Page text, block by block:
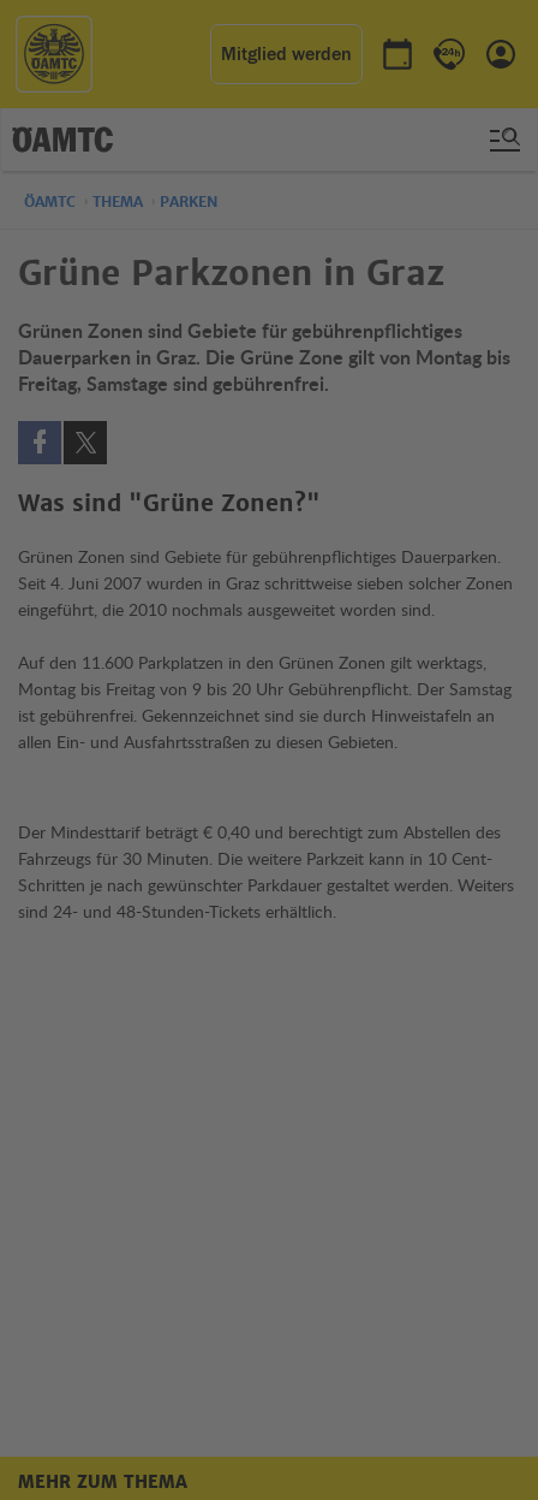
Mitglied werden
Termin buchen
Kontakt &
ÖAMTC THEMA PARKEN
Grüne Parkzonen in Graz
Grünen Zonen sind Gebiete für gebührenpflichtiges
Dauerparken in Graz. Die Grüne Zone gilt von Montag bis
Freitag, Samstage sind gebührenfrei.
Auf Facebook teilen (öffnet in neuem Fenster)
Auf X teilen (öffnet in neuem Fenster)
Was sind "Grüne Zonen?"
Grünen Zonen sind Gebiete für gebührenpflichtiges Dauerparken.
Seit 4. Juni 2007 wurden in Graz schrittweise sieben solcher Zonen
eingeführt, die 2010 nochmals ausgeweitet worden sind.
Auf den 11.600 Parkplatzen in den Grünen Zonen gilt werktags,
Montag bis Freitag von 9 bis 20 Uhr Gebührenpflicht. Der Samstag
ist gebührenfrei. Gekennzeichnet sind sie durch Hinweistafeln an
allen Ein- und Ausfahrtsstraßen zu diesen Gebieten.
Der Mindesttarif beträgt € 0,40 und berechtigt zum Abstellen des
Fahrzeugs für 30 Minuten. Die weitere Parkzeit kann in 10 Cent-
Schritten je nach gewünschter Parkdauer gestaltet werden. Weiters
sind 24- und 48-Stunden-Tickets erhältlich.
MEHR ZUM THEMA